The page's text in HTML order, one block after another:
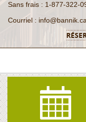
Sans frais : 1-877-322-
Courriel : info@bannik.ca